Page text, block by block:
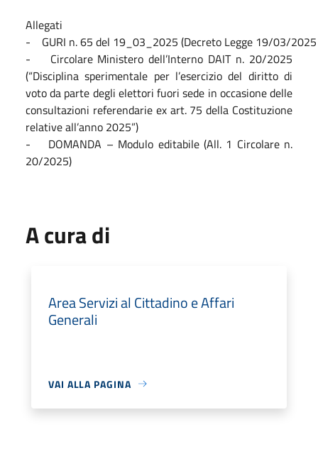
Allegati
- GURI n. 65 del 19_03_2025 (Decreto Legge 19/03/2025
- Circolare Ministero dell’Interno DAIT n. 20/2025
(“Disciplina sperimentale per l’esercizio del diritto di
voto da parte degli elettori fuori sede in occasione delle
consultazioni referendarie ex art. 75 della Costituzione
relative all’anno 2025”)
- DOMANDA – Modulo editabile (All. 1 Circolare n.
20/2025)
A cura di
Area Servizi al Cittadino e Affari
Generali
VAI ALLA PAGINA